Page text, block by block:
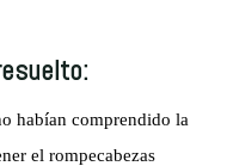
habían comprendido la
el rompecabezas